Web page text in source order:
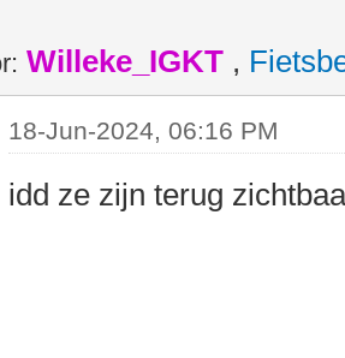
Willeke_IGKT ,
18-Jun-2024, 06:16 PM
idd ze zijn terug